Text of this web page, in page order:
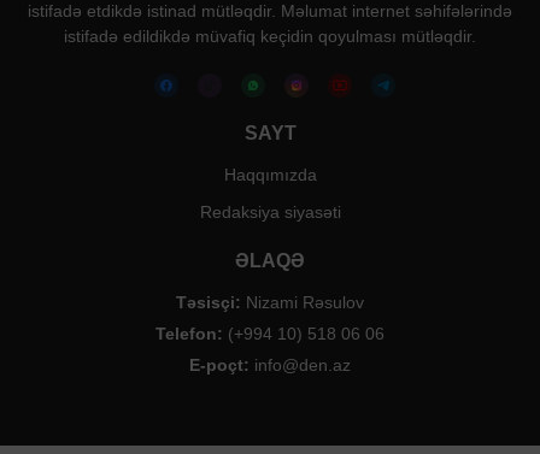
istifadə etdikdə istinad mütləqdir. Məlumat internet səhifələrində
istifadə edildikdə müvafiq keçidin qoyulması mütləqdir.
SAYT
Haqqımızda
Redaksiya siyasəti
ƏLAQƏ
Təsisçi: Nizami Rəsulov
Telefon: (+994 10) 518 06 06
E-poçt: info@den.az